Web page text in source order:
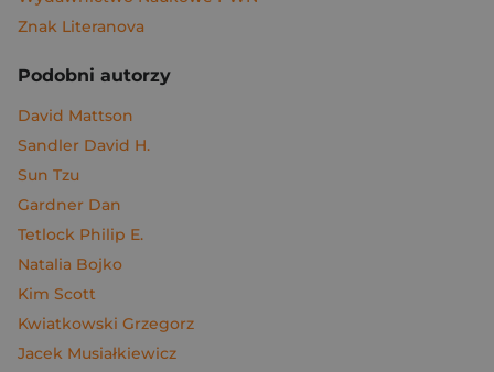
Znak Literanova
Podobni autorzy
David Mattson
Sandler David H.
Sun Tzu
Gardner Dan
Tetlock Philip E.
Natalia Bojko
Kim Scott
Kwiatkowski Grzegorz
Jacek Musiałkiewicz